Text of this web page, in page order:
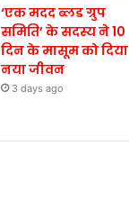
‘एक मदद ब्लड ग्रुप
समिति’ के सदस्य ने 10
दिन के मासूम को दिया
नया जीवन
3 days ago